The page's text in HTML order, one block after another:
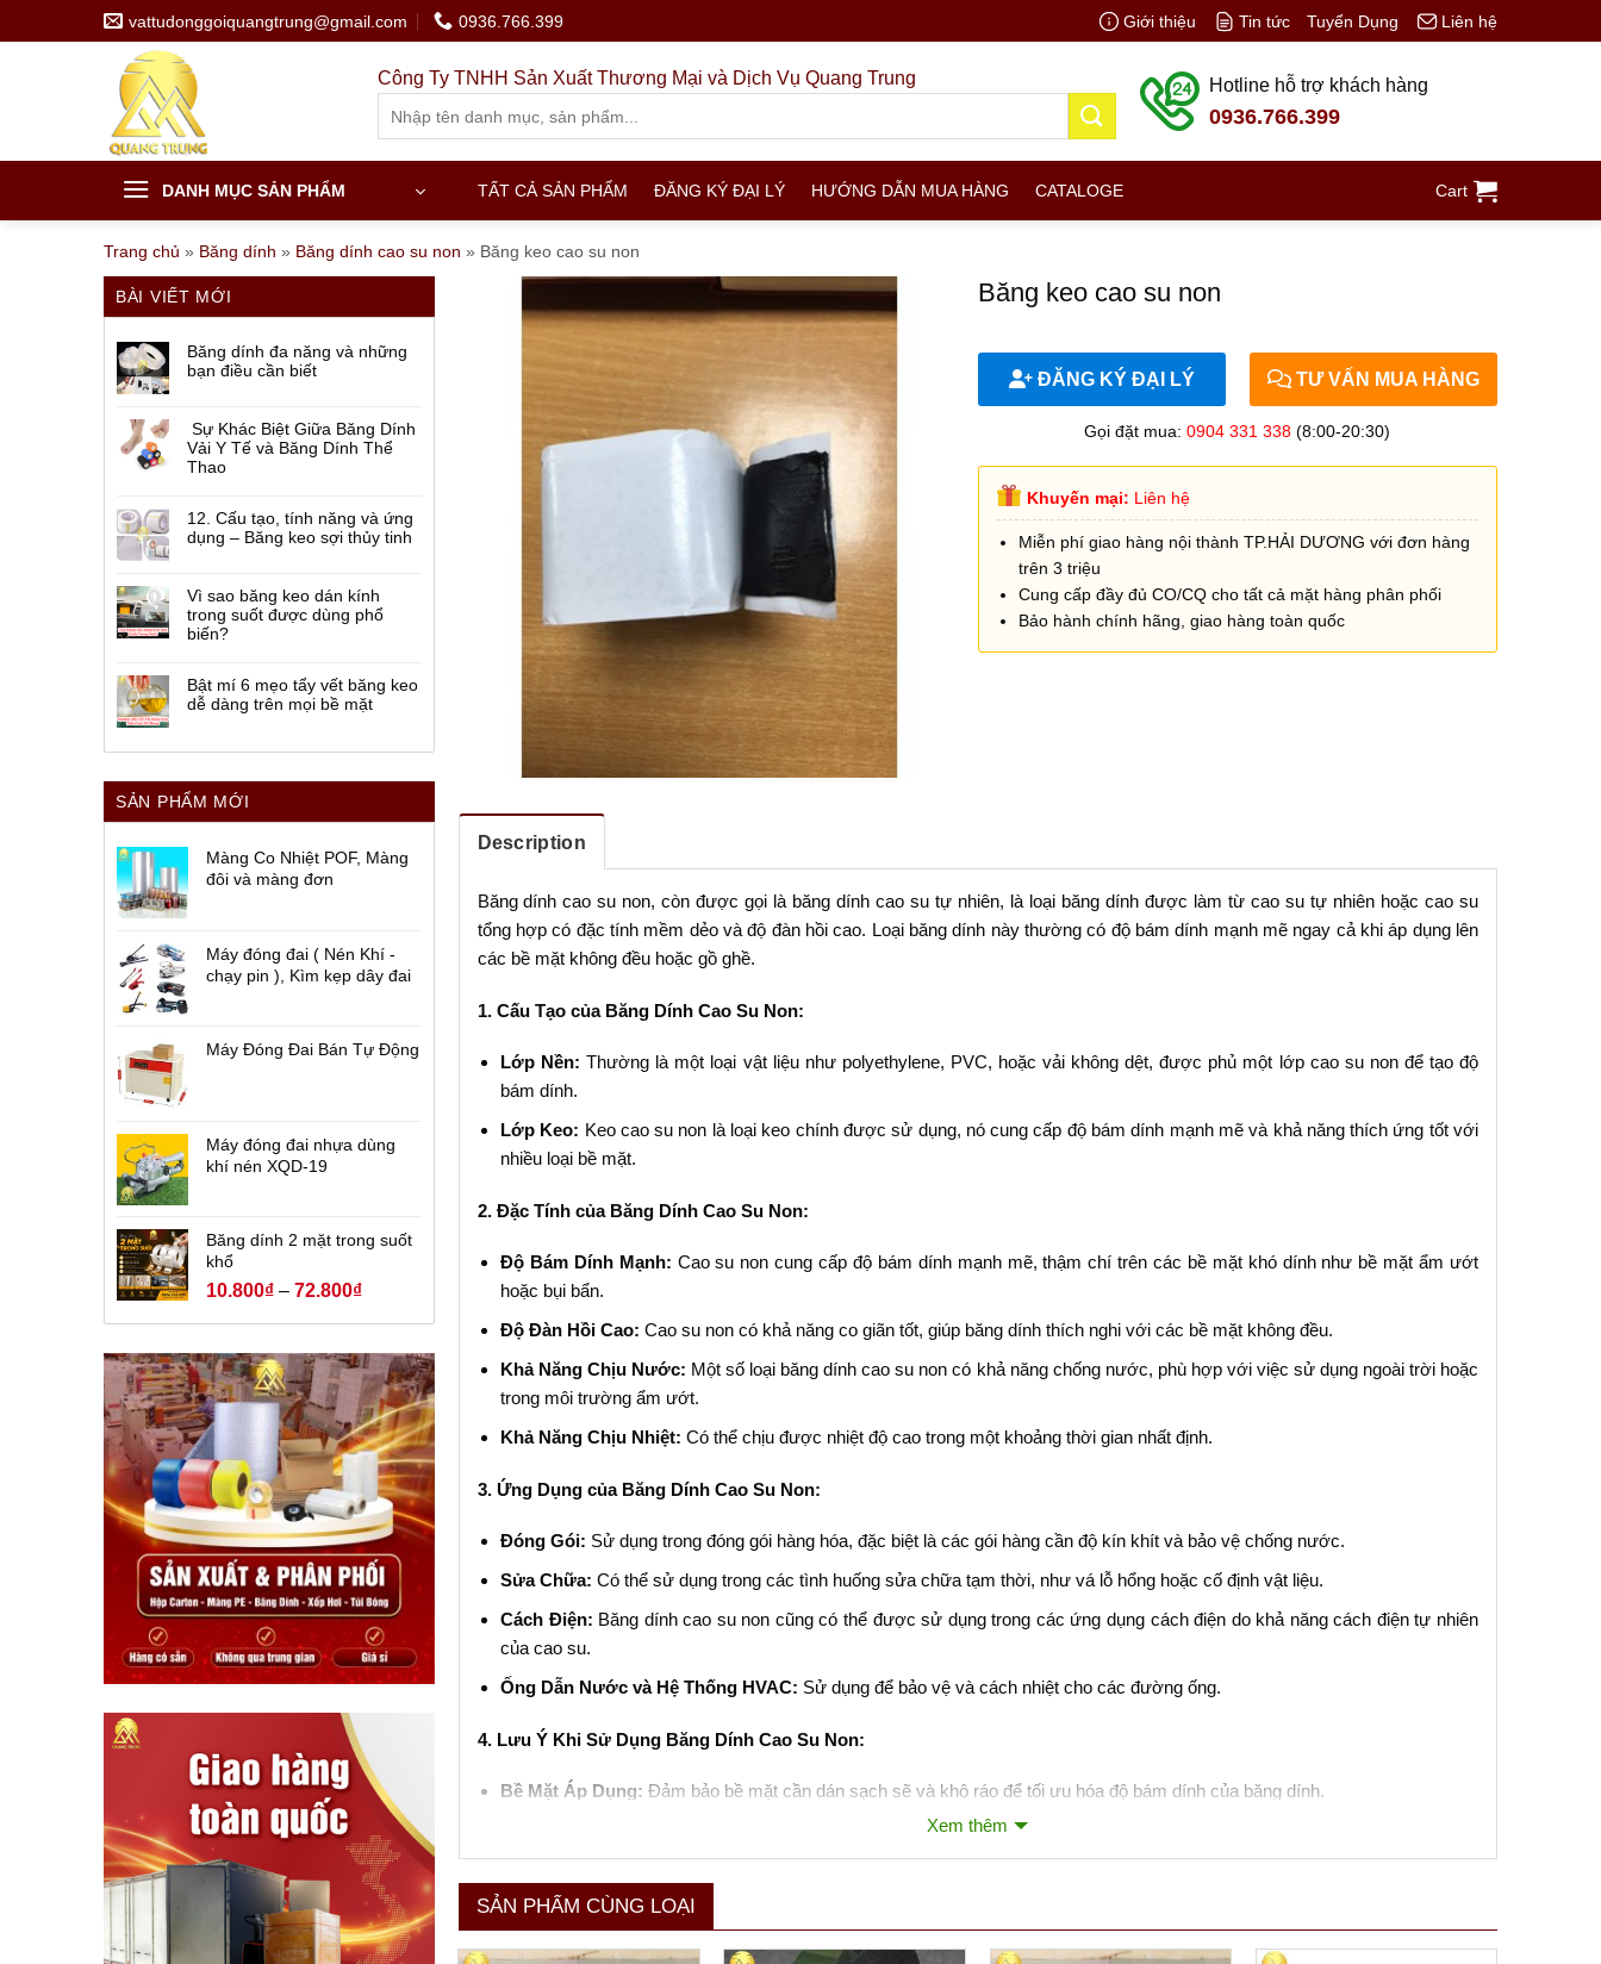
to
vattudonggoiquangtrung@gmail.com 0936.766.399 Giới thiệu Tin tức Tuyển Dụng Liên hệ
Công Ty TNHH Sản Xuất Thương Mại và Dịch Vụ Quang Trung Hotline hỗ trợ khách hàng
0936.766.399
DANH MỤC SẢN PHẨM TẤT CẢ SẢN PHẨM ĐĂNG KÝ ĐẠI LÝ HƯỚNG DẪN MUA HÀNG CATALOGE Cart
Trang chủ » Băng dính » Băng dính cao su non » Băng keo cao su non
BÀI VIẾT MỚI
Băng dính đa năng và những
bạn điều cần biết
Sự Khác Biệt Giữa Băng Dính
Vải Y Tế và Băng Dính Thể
Thao
12. Cấu tạo, tính năng và ứng
dụng – Băng keo sợi thủy tinh
Vì sao băng keo dán kính
trong suốt được dùng phổ
biến?
Bật mí 6 mẹo tẩy vết băng keo
dễ dàng trên mọi bề mặt
SẢN PHẨM MỚI
Màng Co Nhiệt POF, Màng
đôi và màng đơn
Máy đóng đai ( Nén Khí -
chạy pin ), Kìm kẹp dây đai
Máy Đóng Đai Bán Tự Động
Máy đóng đai nhựa dùng
khí nén XQD-19
Băng dính 2 mặt trong suốt
khổ
10.800₫ – 72.800₫
Băng keo cao su non
ĐĂNG KÝ ĐẠI LÝ TƯ VẤN MUA HÀNG
Gọi đặt mua:0904 331 338 (8:00-20:30)
Khuyến mại: Liên hệ
Miễn phí giao hàng nội thành TP.HẢI DƯƠNG với đơn hàng
trên 3 triệu
Cung cấp đầy đủ CO/CQ cho tất cả mặt hàng phân phối
Bảo hành chính hãng, giao hàng toàn quốc
Description
Băng dính cao su non, còn được gọi là băng dính cao su tự nhiên, là loại băng dính được làm từ cao su tự nhiên hoặc cao su
tổng hợp có đặc tính mềm dẻo và độ đàn hồi cao. Loại băng dính này thường có độ bám dính mạnh mẽ ngay cả khi áp dụng lên
các bề mặt không đều hoặc gồ ghề.
1. Cấu Tạo của Băng Dính Cao Su Non:
Lớp Nền: Thường là một loại vật liệu như polyethylene, PVC, hoặc vải không dệt, được phủ một lớp cao su non để tạo độ
bám dính.
Lớp Keo: Keo cao su non là loại keo chính được sử dụng, nó cung cấp độ bám dính mạnh mẽ và khả năng thích ứng tốt với
nhiều loại bề mặt.
2. Đặc Tính của Băng Dính Cao Su Non:
Độ Bám Dính Mạnh: Cao su non cung cấp độ bám dính mạnh mẽ, thậm chí trên các bề mặt khó dính như bề mặt ẩm ướt
hoặc bụi bẩn.
Độ Đàn Hồi Cao: Cao su non có khả năng co giãn tốt, giúp băng dính thích nghi với các bề mặt không đều.
Khả Năng Chịu Nước: Một số loại băng dính cao su non có khả năng chống nước, phù hợp với việc sử dụng ngoài trời hoặc
trong môi trường ẩm ướt.
Khả Năng Chịu Nhiệt: Có thể chịu được nhiệt độ cao trong một khoảng thời gian nhất định.
3. Ứng Dụng của Băng Dính Cao Su Non:
Đóng Gói: Sử dụng trong đóng gói hàng hóa, đặc biệt là các gói hàng cần độ kín khít và bảo vệ chống nước.
Sửa Chữa: Có thể sử dụng trong các tình huống sửa chữa tạm thời, như vá lỗ hổng hoặc cố định vật liệu.
Cách Điện: Băng dính cao su non cũng có thể được sử dụng trong các ứng dụng cách điện do khả năng cách điện tự nhiên
của cao su.
Ống Dẫn Nước và Hệ Thống HVAC: Sử dụng để bảo vệ và cách nhiệt cho các đường ống.
4. Lưu Ý Khi Sử Dụng Băng Dính Cao Su Non:
Bề Mặt Áp Dụng: Đảm bảo bề mặt cần dán sạch sẽ và khô ráo để tối ưu hóa độ bám dính của băng dính.
Bảo quản băng dính ở nơi mát mẻ và tránh ánh nắng mặt trời trực tiếp để ngăn chặn việc băng dính bị biến dạng
hoặc mất độ bám dính.
Sử Dụng Đúng Mục Đích:
mọi tình huống, đặc biệt là trong điều kiện có hóa chất mạnh hoặc nhiệt độ cực cao.
Xem thêm
SẢN PHẨM CÙNG LOẠI